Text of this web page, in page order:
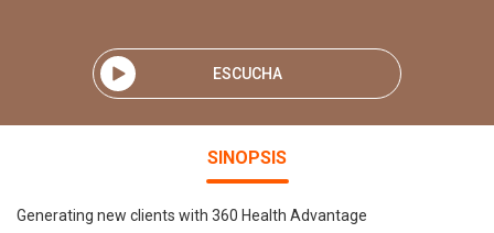
ESCUCHA
SINOPSIS
Generating new clients with 360 Health Advantage